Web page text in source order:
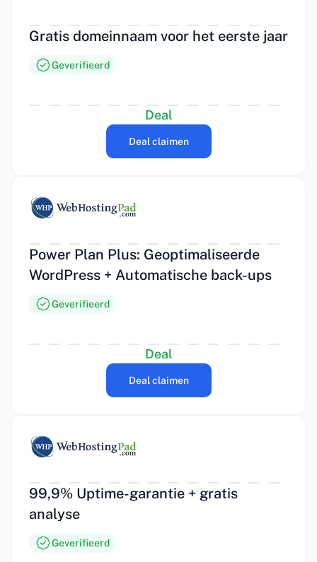
Gratis domeinnaam voor het eerste jaar
Geverifieerd
Deal
Deal claimen
Power Plan Plus: Geoptimaliseerde
WordPress + Automatische back-ups
Geverifieerd
Deal
Deal claimen
99,9% Uptime-garantie + gratis
analyse
Geverifieerd